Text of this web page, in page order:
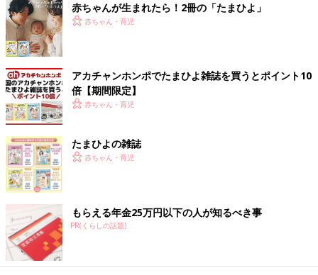
小学校を休む判断は親だけでせず、子どもの希望も
必ず聞いて
みなさん、計画的ですね。今から準備するためにも、受験直前の
親のフォローのポイントを子どものやる気を引き出す塾・プラス
ティーの塾長八尾直輝さんに伺いました。
「親の仕事をどうするか、とても難しいテーマですね。というの
もご家庭の状況、受験のスケジュール、そして職場環境などが絡
み合い、『最大公約数的な回答』をするのが難しいからです。
以下、『状況に応じて各ご家庭でご判断する』ということを前提
に、考えるべきポイントを整理できればと思います。
まず考えるべきポイントは、『誰のために休むのか』というとこ
ろです。『子どものために決まっているではないか！』という声
が聞こえてきそうですね。でも本当にそれだけでしょうか。
家でつきっきりで見る必要があるとしたら、それまでやってきた
赤ちゃんが生まれたら！2冊の「たまひよ」
赤ちゃん・育児
アカチャンホンポでたまひよ雑誌を買うとポイント10
倍【期間限定】
赤ちゃん・育児
たまひよの雑誌
赤ちゃん・育児
もらえる年金25万円以下の人が知るべき事
PR(くらしの話題)